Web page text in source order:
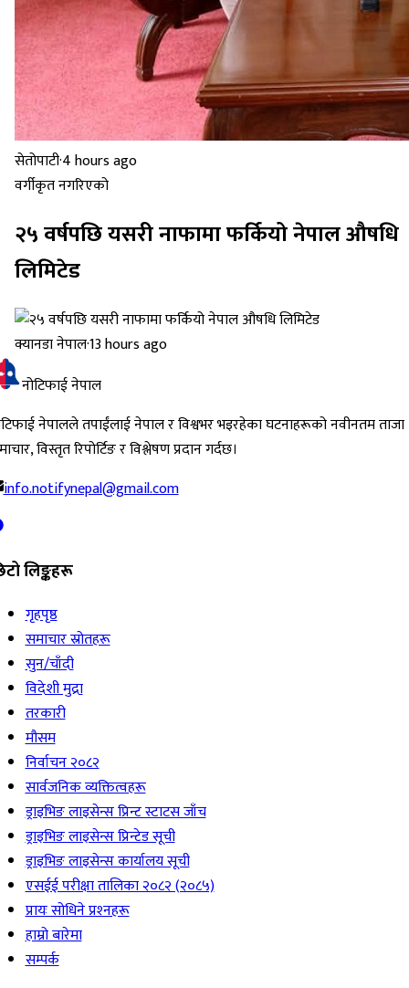
सेतोपाटी·4 hours ago
वर्गीकृत नगरिएको
२५ वर्षपछि यसरी नाफामा फर्कियो नेपाल औषधि
लिमिटेड
क्यानडा नेपाल·13 hours ago
नोटिफाई नेपाल
नेपालले तपाईंलाई नेपाल र विश्वभर भइरहेका घटनाहरूको नवीनतम ताजा
विस्तृत रिपोर्टिङ र विश्लेषण प्रदान गर्दछ।
info.notifynepal@gmail.com
लिङ्कहरू
गृहपृष्ठ
समाचार स्रोतहरू
सुन/चाँदी
विदेशी मुद्रा
तरकारी
मौसम
निर्वाचन २०८२
सार्वजनिक व्यक्तित्वहरू
ड्राइभिङ लाइसेन्स प्रिन्ट स्टाटस जाँच
ड्राइभिङ लाइसेन्स प्रिन्टेड सूची
ड्राइभिङ लाइसेन्स कार्यालय सूची
एसईई परीक्षा तालिका २०८२ (२०८५)
प्रायः सोधिने प्रश्‍नहरू
हाम्रो बारेमा
सम्पर्क